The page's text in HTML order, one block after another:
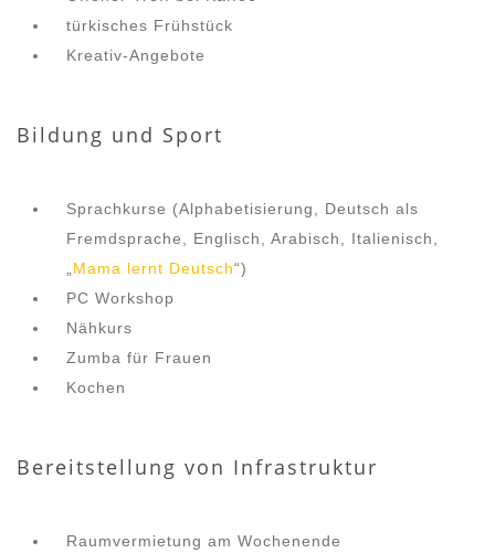
türkisches Frühstück
Kreativ-Angebote
Bildung und Sport
Sprachkurse (Alphabetisierung, Deutsch als
Fremdsprache, Englisch, Arabisch, Italienisch,
Mama lernt Deutsch“)
PC Workshop
Nähkurs
Zumba für Frauen
Kochen
Bereitstellung von Infrastruktur
Raumvermietung am Wochenende